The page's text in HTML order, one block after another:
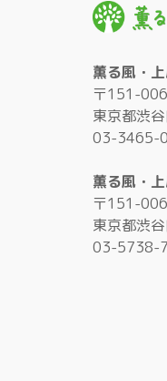
薫る風・
〒151-
東京都渋
03-3465-
薫る風・
〒151-
東京都渋
03-5738-